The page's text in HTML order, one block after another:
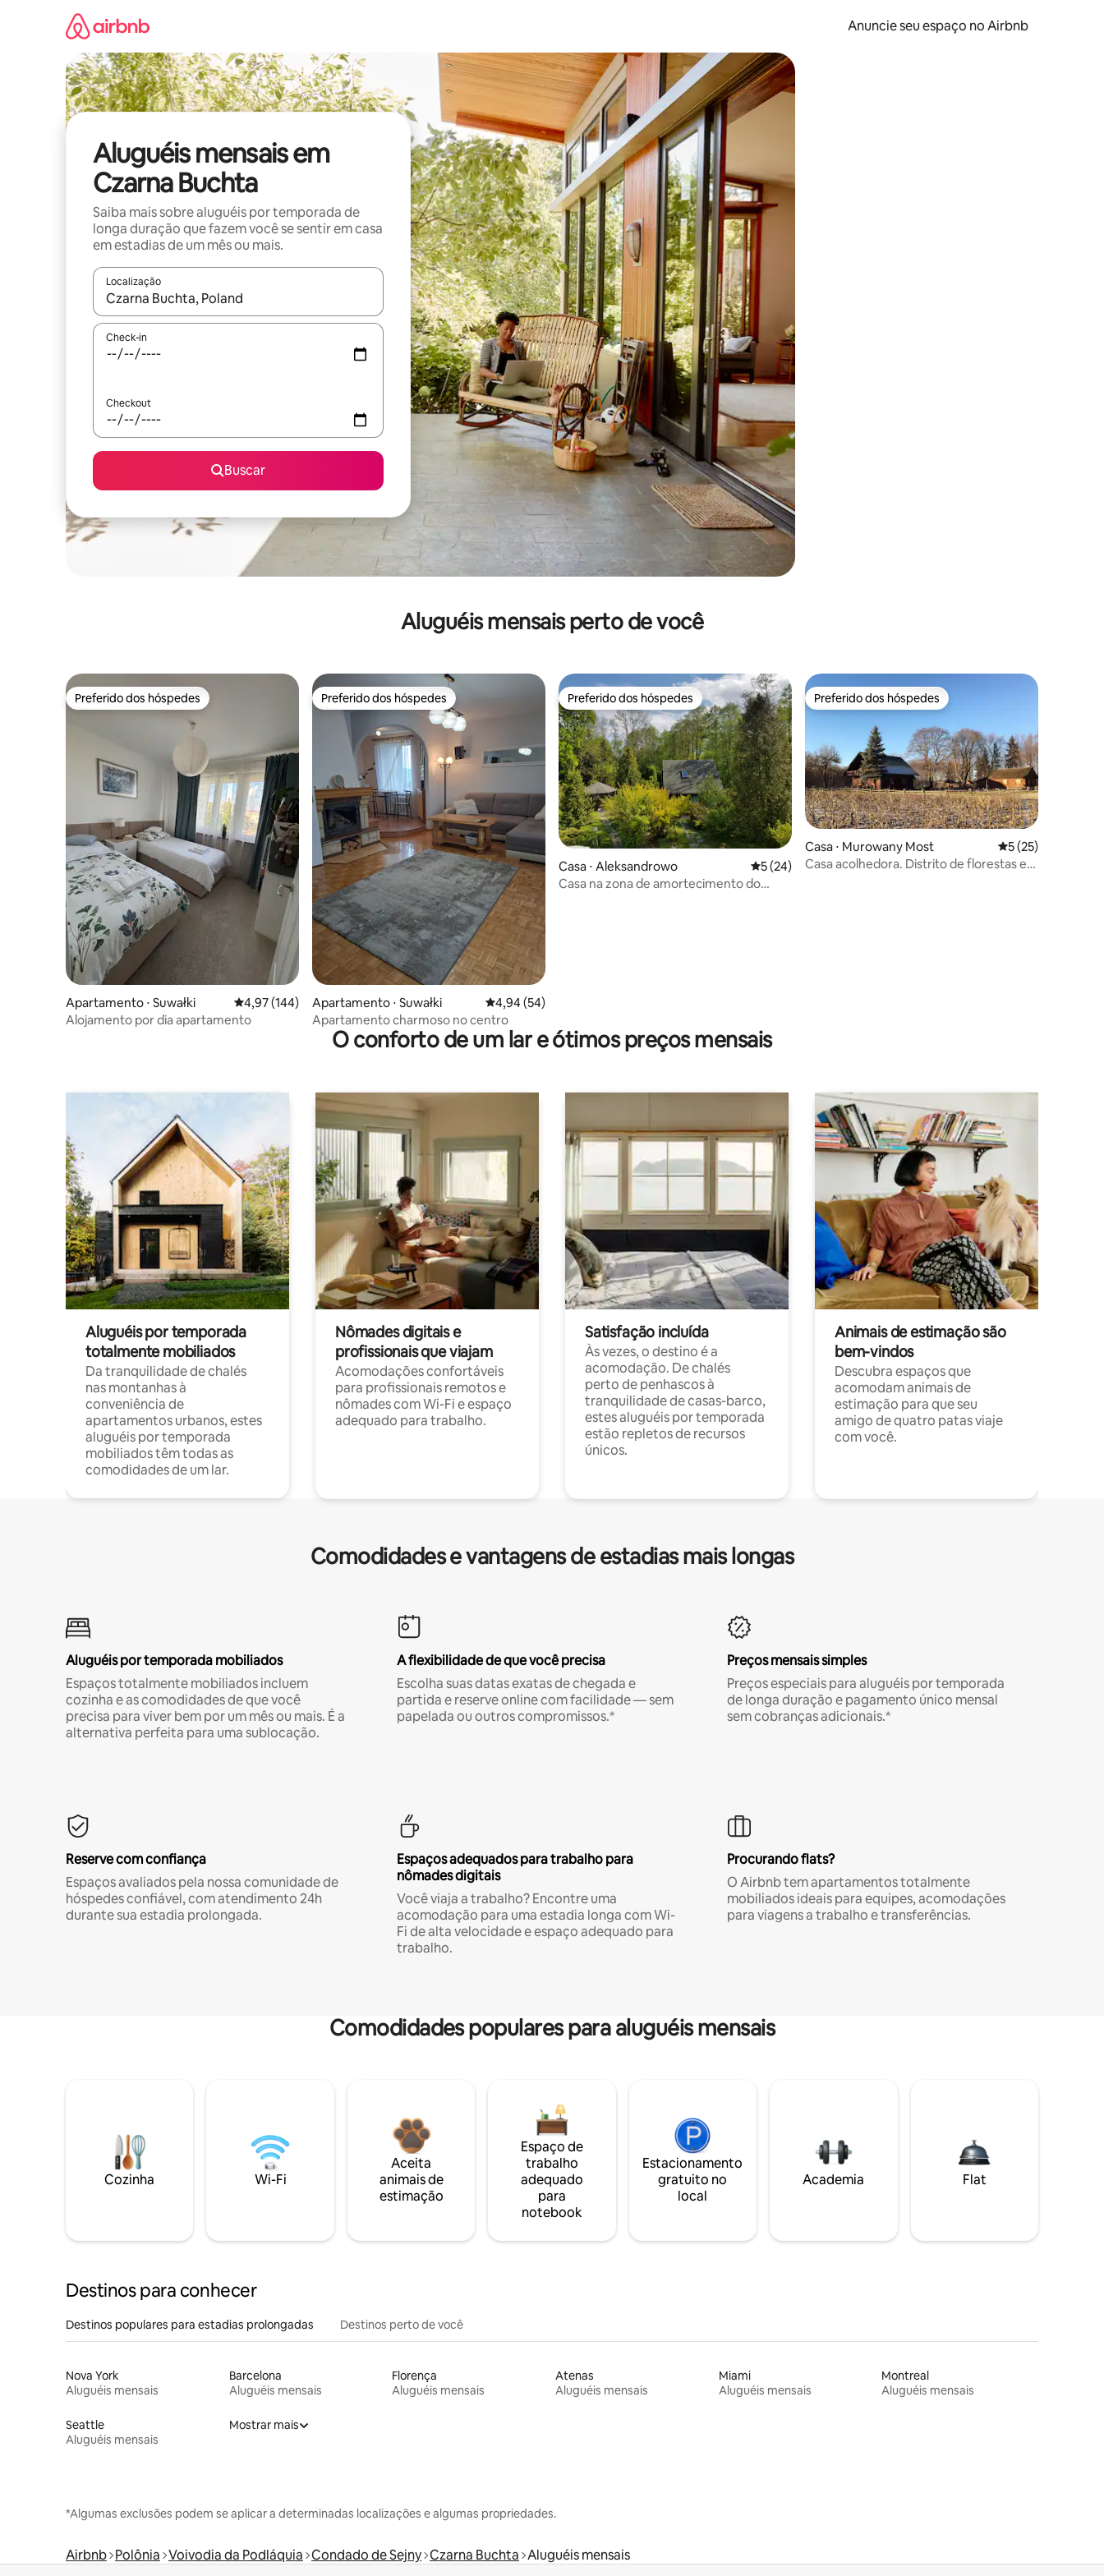
Anuncie seu espaço no Airbnb
Aluguéis mensais em
Czarna Buchta
Saiba mais sobre aluguéis por temporada de
longa duração que fazem você se sentir em casa
em estadias de um mês ou mais.
Localização
Quando os resultados estiverem disponíveis, explore-os usando as seta para cima e para baixo do teclado ou tocando e deslizando o dedo na tela.
Check-in
Checkout
Buscar
Aluguéis mensais perto de você
Preferido dos hóspedes
Preferido dos hóspedes
Apartamento ⋅ Suwałki 4,97 de uma avaliação média de 5, 144 avaliações
4,97 (144)
Alojamento por dia apartamento
Preferido dos hóspedes
Preferido dos hóspedes
Apartamento ⋅ Suwałki 4,94 de uma avaliação média de 5, 54 avaliações
4,94 (54)
Apartamento charmoso no centro
Preferido dos hóspedes
Preferido dos hóspedes
Casa ⋅ Aleksandrowo 5 de uma avaliação média de 5, 24 avaliações
5 (24)
Casa na zona de amortecimento do
Preferido dos hóspedes
Preferido dos hóspedes
Casa ⋅ Murowany Most 5 de uma
5 (25)
Casa acolhedora. Distrito de florestas e
O conforto de um lar e ótimos preços mensais
Aluguéis por temporada
totalmente mobiliados
Da tranquilidade de chalés
nas montanhas à
conveniência de
apartamentos urbanos, estes
aluguéis por temporada
mobiliados têm todas as
comodidades de um lar.
Nômades digitais e
profissionais que viajam
Acomodações confortáveis
para profissionais remotos e
nômades com Wi-Fi e espaço
adequado para trabalho.
Satisfação incluída
Às vezes, o destino é a
acomodação. De chalés
perto de penhascos à
tranquilidade de casas-barco,
estes aluguéis por temporada
estão repletos de recursos
únicos.
Animais de estimação são
bem-vindos
Descubra espaços que
acomodam animais de
estimação para que seu
amigo de quatro patas viaje
com você.
Comodidades e vantagens de estadias mais longas
Aluguéis por temporada mobiliados
Espaços totalmente mobiliados incluem
cozinha e as comodidades de que você
precisa para viver bem por um mês ou mais. É a
alternativa perfeita para uma sublocação.
A flexibilidade de que você precisa
Escolha suas datas exatas de chegada e
partida e reserve online com facilidade — sem
papelada ou outros compromissos.*
Preços mensais simples
Preços especiais para aluguéis por temporada
de longa duração e pagamento único mensal
sem cobranças adicionais.*
Reserve com confiança
Espaços avaliados pela nossa comunidade de
hóspedes confiável, com atendimento 24h
durante sua estadia prolongada.
Espaços adequados para trabalho para
nômades digitais
Você viaja a trabalho? Encontre uma
acomodação para uma estadia longa com Wi-
Fi de alta velocidade e espaço adequado para
trabalho.
Procurando flats?
O Airbnb tem apartamentos totalmente
mobiliados ideais para equipes, acomodações
para viagens a trabalho e transferências.
Comodidades populares para aluguéis mensais
Cozinha Wi-Fi
Aceita
animais de
estimação
Espaço de
trabalho
adequado
para
notebook
Estacionamento
gratuito no
local
Academia Flat
Destinos para conhecer
Destinos populares para estadias prolongadas Destinos perto de você
Nova York
Aluguéis mensais
Barcelona
Aluguéis mensais
Florença
Aluguéis mensais
Atenas
Aluguéis mensais
Miami
Aluguéis mensais
Montreal
Aluguéis mensais
Seattle
Aluguéis mensais
Mostrar mais
*Algumas exclusões podem se aplicar a determinadas localizações e algumas propriedades.
Airbnb Polônia Voivodia da Podláquia Condado de Sejny Czarna Buchta Aluguéis mensais